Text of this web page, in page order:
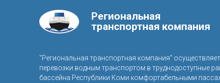
Региональная
транспортная компания
"Региональная транспортная компания"
перевозки водным транспортом в труднодоступные
бассейна Республики Коми комфортабельными